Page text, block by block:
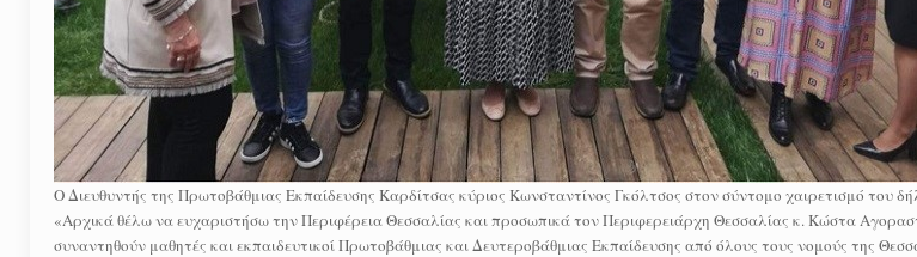
Ο Διευθυντής της Πρωτοβάθμιας Εκπαίδευσης Καρδίτσας κύριος Κωνσταντίνος Γκόλτσος στον σύντομο χαιρετισμό του
«Αρχικά θέλω να ευχαριστήσω την Περιφέρεια Θεσσαλίας και προσωπικά τον Περιφερειάρχη Θεσσαλίας κ. Κώστα
συναντηθούν μαθητές και εκπαιδευτικοί Πρωτοβάθμιας και Δευτεροβάθμιας Εκπαίδευσης από όλους τους νομούς της